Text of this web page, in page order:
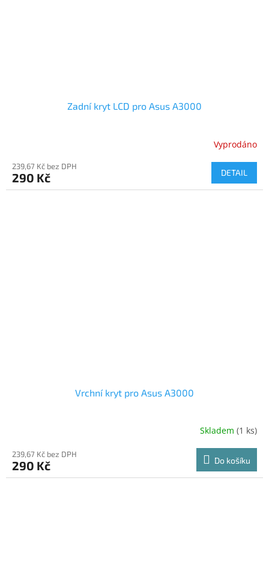
Zadní kryt LCD pro Asus A3000
Vyprodáno
239,67 Kč bez DPH
290 Kč DETAIL
Vrchní kryt pro Asus A3000
Skladem (1 ks)
239,67 Kč bez DPH
290 Kč Do košíku